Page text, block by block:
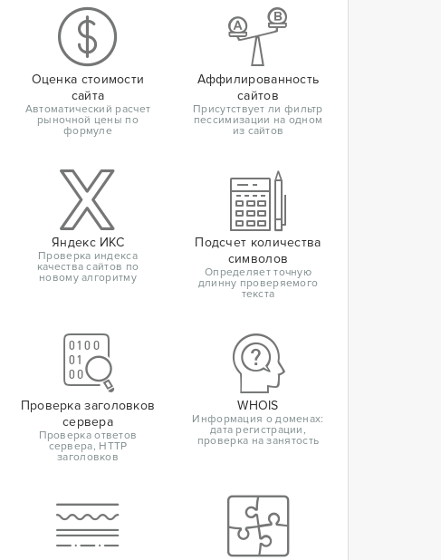
Оценка стоимости
сайта
Автоматический расчет
рыночной цены по
формуле
Аффилированность
сайтов
Присутствует ли фильтр
пессимизации на одном
из сайтов
Яндекс ИКС
Проверка индекса
качества сайтов по
новому алгоритму
Подсчет количества
символов
Определяет точную
длинну проверяемого
текста
Проверка заголовков
сервера
Проверка ответов
сервера, HTTP
заголовков
WHOIS
Информация о доменах:
дата регистрации,
проверка на занятость